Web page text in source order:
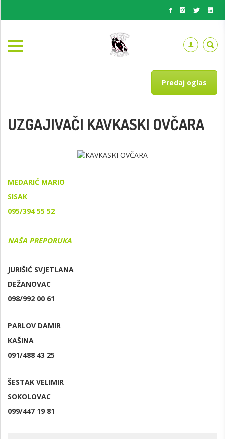
Predaj oglas
UZGAJIVAČI KAVKASKI OVČARA
MEDARIĆ MARIO
SISAK
095/394 55 52
NAŠA PREPORUKA
JURIŠIĆ SVJETLANA
DEŽANOVAC
098/992 00 61
PARLOV DAMIR
KAŠINA
091/488 43 25
ŠESTAK VELIMIR
SOKOLOVAC
099/447 19 81